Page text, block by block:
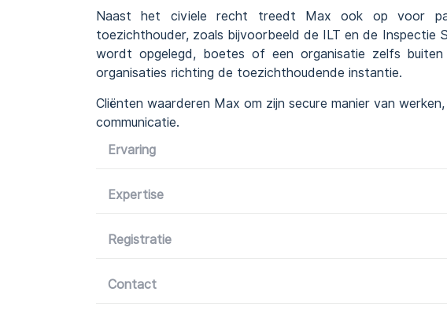
Naast het civiele recht treedt Max ook op voor
toezichthouder, zoals bijvoorbeeld de ILT en de Inspectie
wordt opgelegd, boetes of een organisatie zelfs
organisaties richting de toezichthoudende instantie.
Cliënten waarderen Max om zijn secure manier van
communicatie.
Ervaring
Expertise
Registratie
Contact